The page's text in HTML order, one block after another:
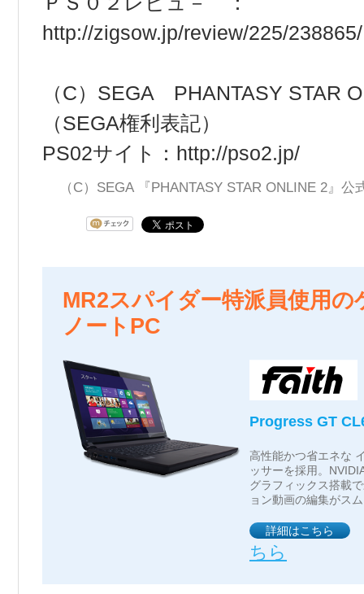
http://zigsow.jp/review/225/238865/
（C）SEGA PHANTASY STAR
（SEGA権利表記）
PS02サイト： http://pso2.jp/
（C）SEGA 『PHANTASY STAR ONLINE 2』
MR2スパイダー特派員使用の
ノートPC
Progress GT
高性能かつ省エネな
ッサーを採用。
グラフィックス搭載
ョン動画の編集がス
詳細はこちら
ちら